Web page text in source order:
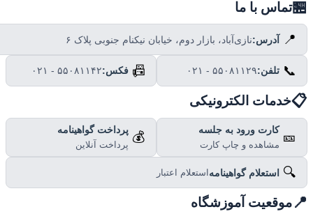
تماس با ما
📍 آدرس:نازی‌آباد، بازار دوم، خیابان نیکنام جنوبی پلاک ۶
📞 تلفن:۰۲۱ - ۵۵۰۸۱۱۲۹ 📠 فکس:۰۲۱ - ۵۵۰۸۱۱۴۲
خدمات الکترونیکی
🎫 کارت ورود به جلسه
مشاهده و چاپ کارت
💰 پرداخت گواهینامه
پرداخت آنلاین
🔍 استعلام گواهینامهاستعلام اعتبار
موقعیت آموزشگاه